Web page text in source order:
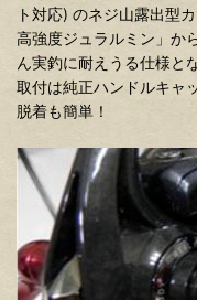
ト対応) のネジ山露出型
高強度ジュラルミン」か
ん実釣に耐えうる仕様と
取付は純正ハンドルキャ
脱着も簡単！